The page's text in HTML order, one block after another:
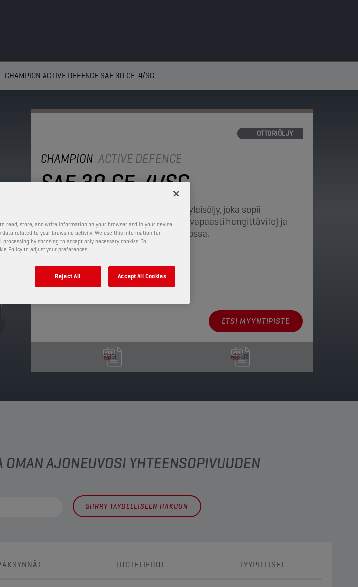
CHAMPION ACTIVE DEFENCE SAE 30 CF-4/SG
MOOTTORIÖLJY
CHAMPION ACTIVE DEFENCE
SAE 30 CF-4/SG
Korkealaatuinen mineraalipohjainen yleisöljy, joka sopii
dieselmoottoreille (turboahdetuille ja vapaasti hengittäville) ja
bensiinimoottoreille kylmässä ilmastossa.
TUOTE: 21203
Katso saatavilla olevat koot ja pakkaukset
ETSI MYYNTIPISTE
TDS MSDS
AJONEUVOSI YHTEENSOPIVUUDEN
SIIRRY TÄYDELLISEEN HAKUUN
TUOTETIEDOT TYYPILLISET
read, store, and write information on your browser and in your device.
related to your browsing activity. We use this information for
by choosing to accept only necessary cookies. To
Policy to adjust your preferences.
Reject All Accept All Cookies